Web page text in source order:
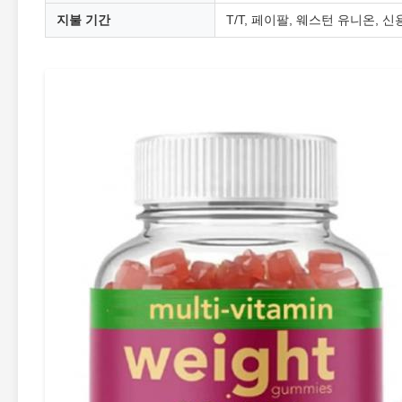
지불 기간 T/T, 페이팔, 웨스턴 유니온, 신